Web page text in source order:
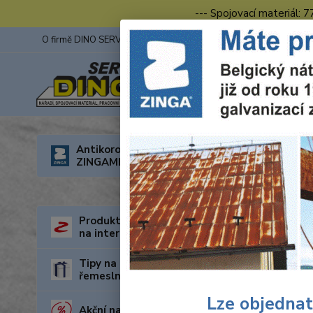
--- Spojovací materiál:
O firmě DINO SERVIS s.r.o. ZINGA Fotogalerie z výstav
Antikorozní nátěry
ZINGAMETALL
Produkty za nejnižší cenu
na internetu
Tipy na dárky pro kutily a
řemeslníky
Akční nabídka
Úvod
Lze